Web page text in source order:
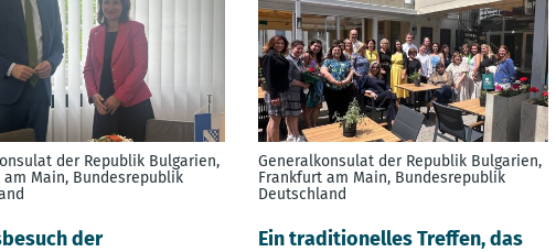
der Republik Bulgarien,
am Main, Bundesrepublik
der
Generalkonsulat der Republik Bulgarien,
Frankfurt am Main, Bundesrepublik
Deutschland
Еin traditionelles Treffen, das